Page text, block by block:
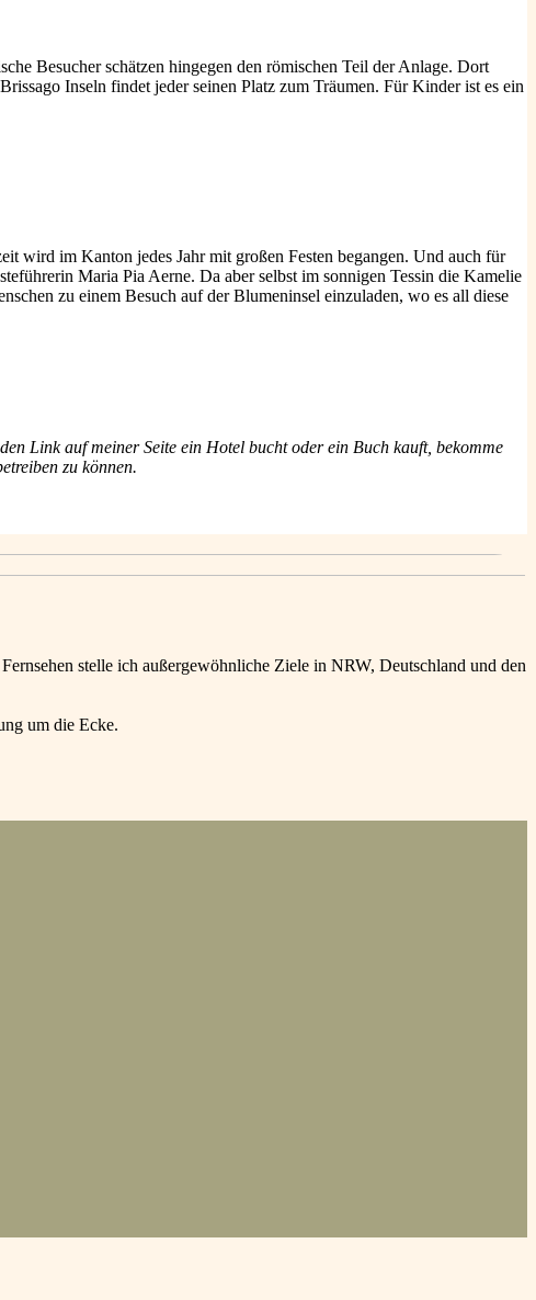
Besucher schätzen hingegen den römischen Teil der Anlage. Dort
Inseln findet jeder seinen Platz zum Träumen. Für Kinder ist es ein
wird im Kanton jedes Jahr mit großen Festen begangen. Und auch für
Maria Pia Aerne. Da aber selbst im sonnigen Tessin die Kamelie
zu einem Besuch auf der Blumeninsel einzuladen, wo es all diese
Link auf meiner Seite ein Hotel bucht oder ein Buch kauft, bekomme
zu können.
stelle ich außergewöhnliche Ziele in NRW, Deutschland und den
um die Ecke.